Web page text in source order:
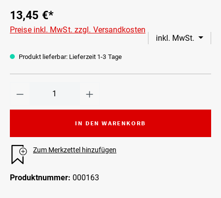
13,45 €*
inkl. MwSt.
Preise inkl. MwSt. zzgl. Versandkosten
Produkt lieferbar: Lieferzeit 1-3 Tage
IN DEN WARENKORB
Zum Merkzettel hinzufügen
Produktnummer: 000163